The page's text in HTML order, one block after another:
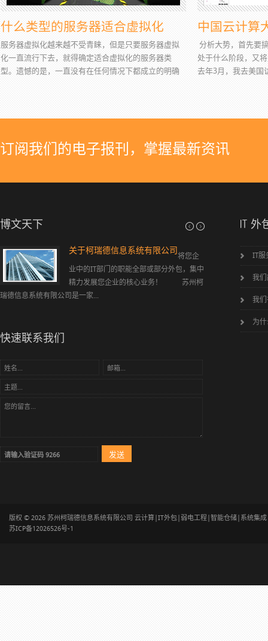
什么类型的服务器适合虚拟化
服务器虚拟化越来越不受青睐，但是只要服务器虚拟
化一直流行下去，就得确定适合虚拟化的服务器类
型。遗憾的是，一直没有在任何情况下都成立的明确
中国云计算
分析大势，首先要
处于什么阶段，又
去年3月，我去美国
订阅我们的电子报刊，掌握最新资讯
博文天下
关于柯瑞德信息系统有限公司
将您企
业中的IT部门的职能全部或部分外包，集中
精力发展您企业的核心业务！ 苏州柯
德信息系统有限公司是一家...
综
报警 智能一卡通 背
快速联系我们
IT 外
IT服
我
我
为
版权 © 2026 苏州柯瑞德信息系统有限公司 云计算|IT外包|弱电工程|智能仓储|系统集
苏ICP备12026526号-1